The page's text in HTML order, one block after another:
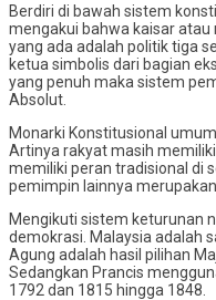
Berdiri di bawah sistem
mengakui bahwa kaisar atau
yang ada adalah politik tiga
ketua simbolis dari bagian
yang penuh maka sistem
Absolut.
Monarki Konstitusional
Artinya rakyat masih
memiliki peran tradisional di
pemimpin lainnya
Mengikuti sistem keturunan
demokrasi. Malaysia adalah
Agung adalah hasil pilihan
Sedangkan Prancis
1792 dan 1815 hingga 1848.